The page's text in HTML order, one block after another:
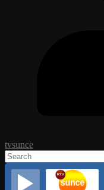
tvsunce